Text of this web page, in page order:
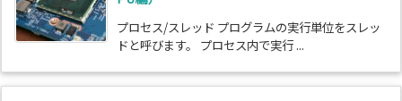
プロセス/スレッド プログラムの実行単位をスレッ
ドと呼びます。 プロセス内で実行 ...